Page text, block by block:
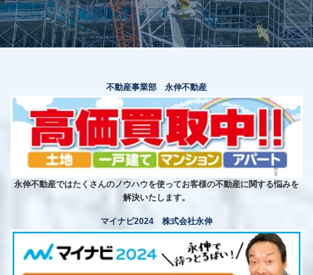
不動産事業部 永伸不動産
永伸不動産ではたくさんのノウハウを使ってお客様の不動産に関する悩みを
解決いたします。
マイナビ2024 株式会社永伸